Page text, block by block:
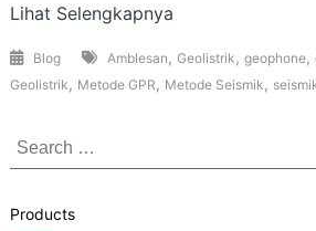
Lihat Selengkapnya
Blog Amblesan , Geolistrik , geophone,
Geolistrik , Metode GPR , Metode Seismik ,
Search
for:
Products